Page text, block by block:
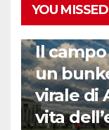
YOU MISSED
Il
un
virale di
vita